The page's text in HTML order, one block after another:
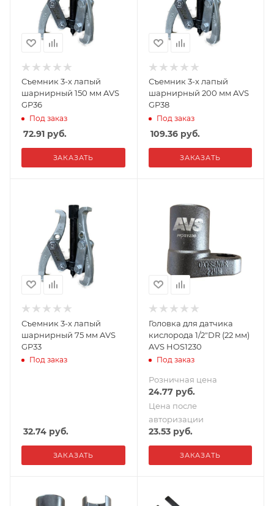
Съемник 3-х лапый
шарнирный 150 мм AVS
GP36
Под заказ
72.91 руб.
ЗАКАЗАТЬ
Съемник 3-х лапый
шарнирный 200 мм AVS
GP38
Под заказ
109.36руб.
ЗАКАЗАТЬ
Съемник 3-х лапый
шарнирный 75 мм AVS
GP33
Под заказ
32.74 руб.
ЗАКАЗАТЬ
Головка для датчика
кислорода 1/2"DR (22 мм)
AVS HOS1230
Под заказ
Розничная цена
24.77руб.
Цена после
авторизации
23.53руб.
ЗАКАЗАТЬ